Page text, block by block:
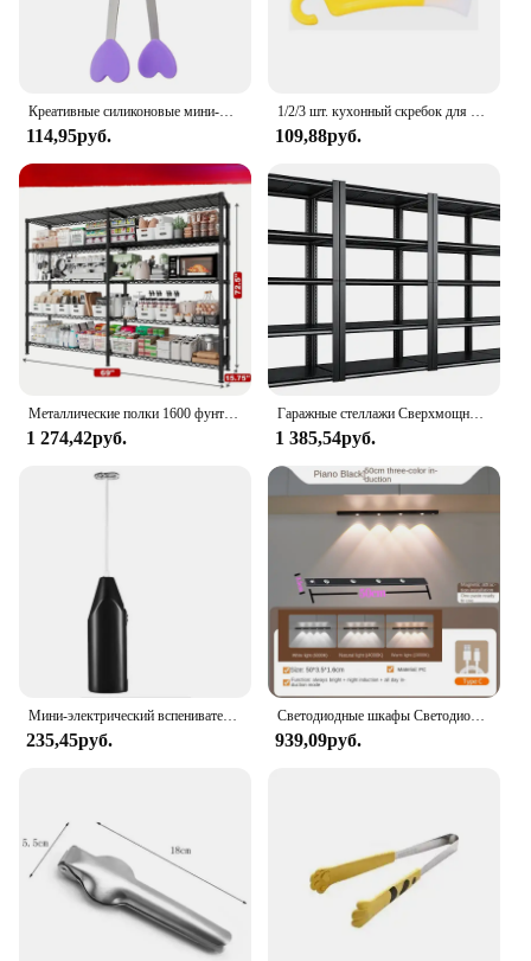
Креативные силиконовые мини-Щипцы из нержавеющей стали для закусок, Нескользящие ручки, клипса для барбекю, хлеба, льда, кухонные аксессуары, барбекю
114,95руб.
1/2/3 шт. кухонный скребок для удаления пятен от масла, силиконовый шпатель, приспособления для выпечки тортов, кондитерские изделия, грязные кастрюли, инструменты для очистки посуды
109,88руб.
Металлические полки 1600 фунтов для хранения, 5-уровневые сверхмощные стеллажи с регулируемой полкой
1 274,42руб.
Гаражные стеллажи Сверхмощные полки для хранения 2000 фунтов Регулируемые гаражные полки 5-уровневые металлические стеллажи
1 385,54руб.
Мини-электрический вспениватель молока, блендер, беспроводной миксер-венчик для кофе, скиммер, ручной миксер для взбивания яиц, миксер для капучино для кухни
235,45руб.
Светодиодные шкафы Светодиодные лампы USB Зарядные датчики движения Кухня Светодиодные лампы Шкафы Светодиодные шкафы Светодиодная лестница Подсветка Ночные огни
939,09руб.